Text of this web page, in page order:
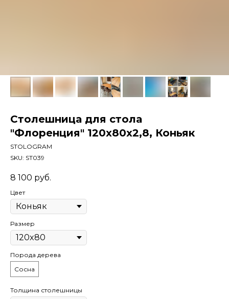
Столешница для стола
"Флоренция" 120x80x2,8, Коньяк
STOLOGRAM
SKU: ST039
8 100 руб.
Цвет
Размер
Порода дерева
Сосна
Толщина столешницы